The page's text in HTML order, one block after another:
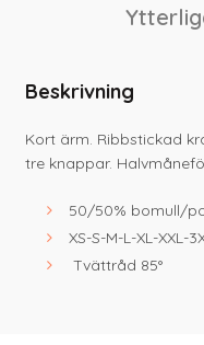
Beskrivning
Kort ärm. Ribbstickad
tre knappar.
50/50% bomull/
XS-S-M-L-XL-XXL-
Tvättråd 85°